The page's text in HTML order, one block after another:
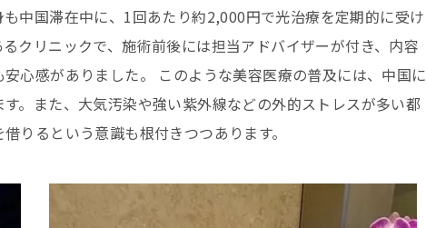
中国滞在中に、1回あたり約2,000円で光治療を定期的に受け
クリニックで、施術前後には担当アドバイザーが付き、内容
心感がありました。 このような美容医療の普及には、中国に
。また、大気汚染や強い紫外線などの外的ストレスが多い都
りるという意識も根付きつつあります。